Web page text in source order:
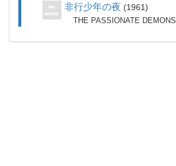
非行少年の夜 1961
THE PASSIONATE DEMONS